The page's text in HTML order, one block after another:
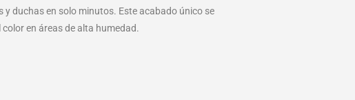
duchas en solo minutos. Este acabado único se
en áreas de alta humedad.